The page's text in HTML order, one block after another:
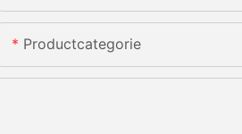
Productcategorie